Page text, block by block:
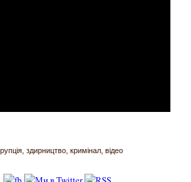
здирництво кримінал відео